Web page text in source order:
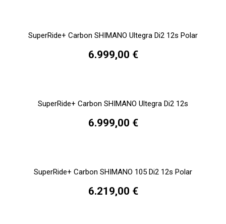
SuperRide+ Carbon SHIMANO Ultegra Di2 12s Polar
6.999,00 €
SuperRide+ Carbon SHIMANO Ultegra Di2 12s
6.999,00 €
SuperRide+ Carbon SHIMANO 105 Di2 12s Polar
6.219,00 €